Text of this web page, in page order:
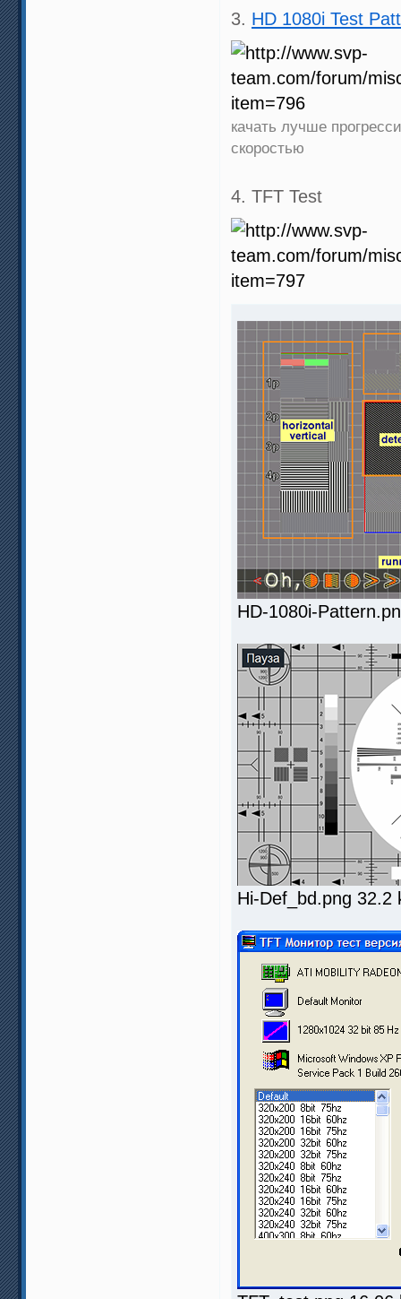
3. HD 1080i Test
качать лучше
скоростью
4. TFT Test
HD-1080i-
Hi-Def_bd.png